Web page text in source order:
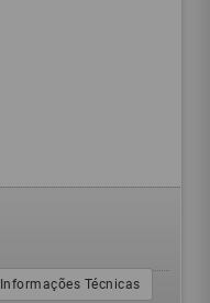
Informações Técnicas